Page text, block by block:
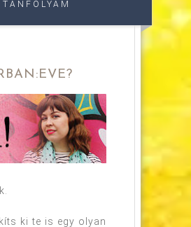
TANFOLYAM
ki te is egy olyan